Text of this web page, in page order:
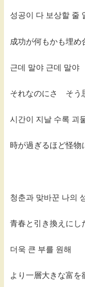
성공이 다 보상할 줄
成功が何もかも埋め
근데 말야 근데 말야
それなのにさ そう
시간이 지날 수록 괴
時が過ぎるほど怪物
청춘과 맞바꾼 나의
青春と引き換えに
더욱 큰 부를 원해
より一層大きな富を